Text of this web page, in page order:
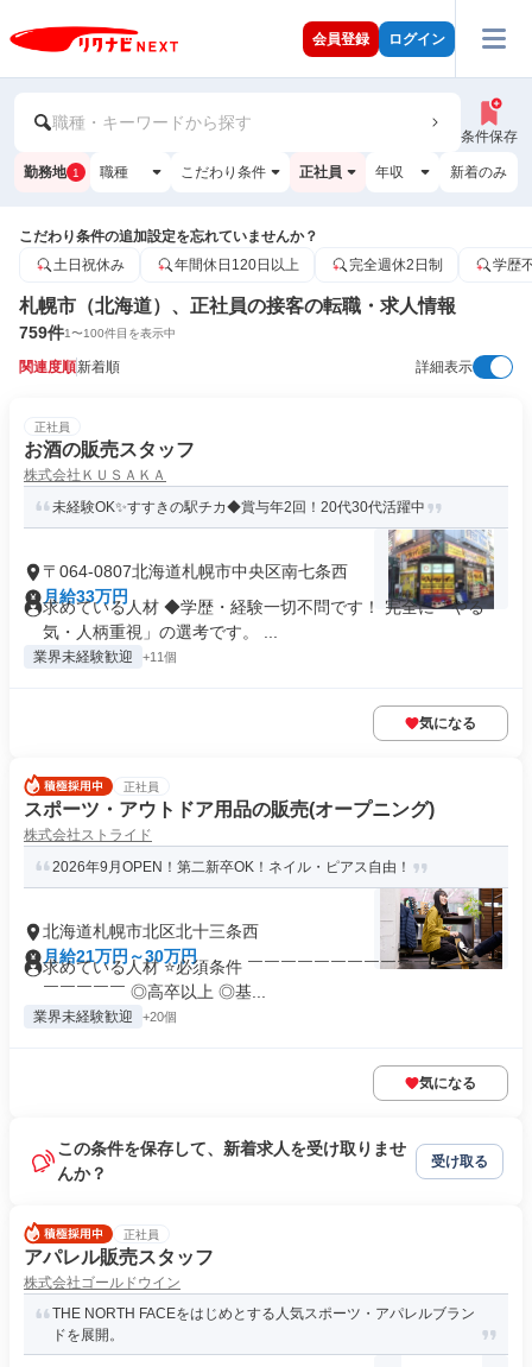
会員登録 ログイン
職種・キーワードから探す
条件保存
勤務地 1 職種 こだわり条件 正社員 年収 新着のみ
こだわり条件の追加設定を忘れていませんか？
土日祝休み
年間休日120日以上 完全週休2日制 学歴
札幌市（北海道）、正社員の接客の転職・求人情報
759件1〜100件目を表示中
関連度順新着順 詳細表示
正社員
お酒の販売スタッフ
株式会社ＫＵＳＡＫＡ
未経験OK✨すすきの駅チカ◆賞与年2回！20代30代活躍中
〒064-0807北海道札幌市中央区南七条西
月給33万円
求めている人材 ◆学歴・経験一切不問です！ 完全に「やる
気・人柄重視」の選考です。 ...
業界未経験歓迎 +11個
気になる
正社員
スポーツ・アウトドア用品の販売(オープニング)
株式会社ストライド
2026年9月OPEN！第二新卒OK！ネイル・ピアス自由！
北海道札幌市北区北十三条西
月給21万円～30万円
求めている人材 ⭐必須条件 ￣￣￣￣￣￣￣￣￣￣￣￣￣￣￣
￣￣￣￣￣ ◎高卒以上 ◎基...
業界未経験歓迎 +20個
気になる
この条件を保存して、新着求人を受け取りませ
んか？
受け取る
正社員
アパレル販売スタッフ
株式会社ゴールドウイン
THE NORTH FACEをはじめとする人気スポーツ・アパレルブラン
ドを展開。